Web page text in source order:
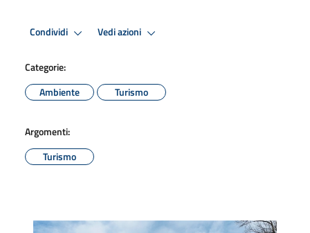
Condividi Vedi azioni
Categorie:
Ambiente
Turismo
Argomenti:
Turismo